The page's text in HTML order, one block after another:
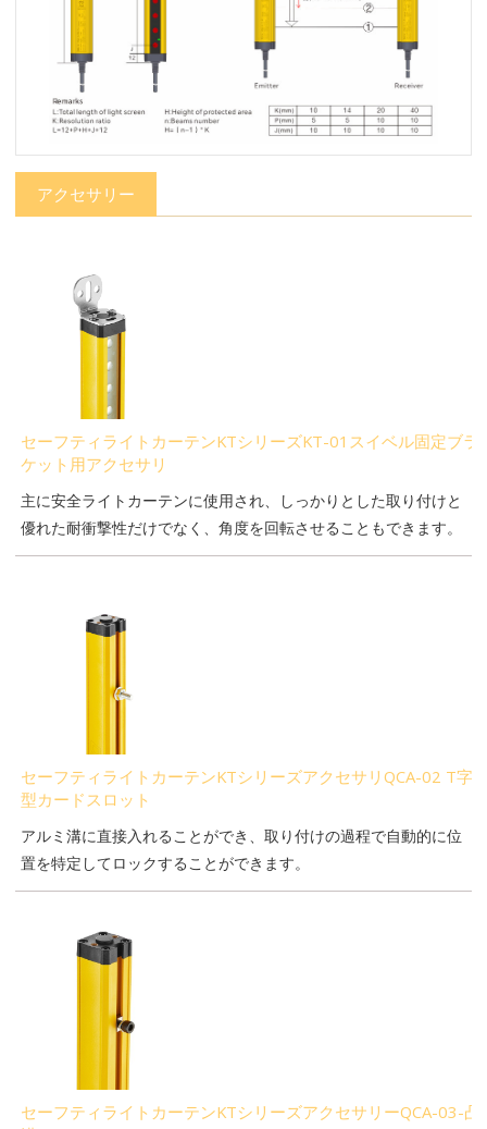
アクセサリー
セーフティライトカーテンKTシリーズKT-01スイベル固定ブラ
ケット用アクセサリ
主に安全ライトカーテンに使用され、しっかりとした取り付けと
優れた耐衝撃性だけでなく、角度を回転させることもできます。
セーフティライトカーテンKTシリーズアクセサリQCA-02 T字
型カードスロット
アルミ溝に直接入れることができ、取り付けの過程で自動的に位
置を特定してロックすることができます。
セーフティライトカーテンKTシリーズアクセサリーQCA-03-凸